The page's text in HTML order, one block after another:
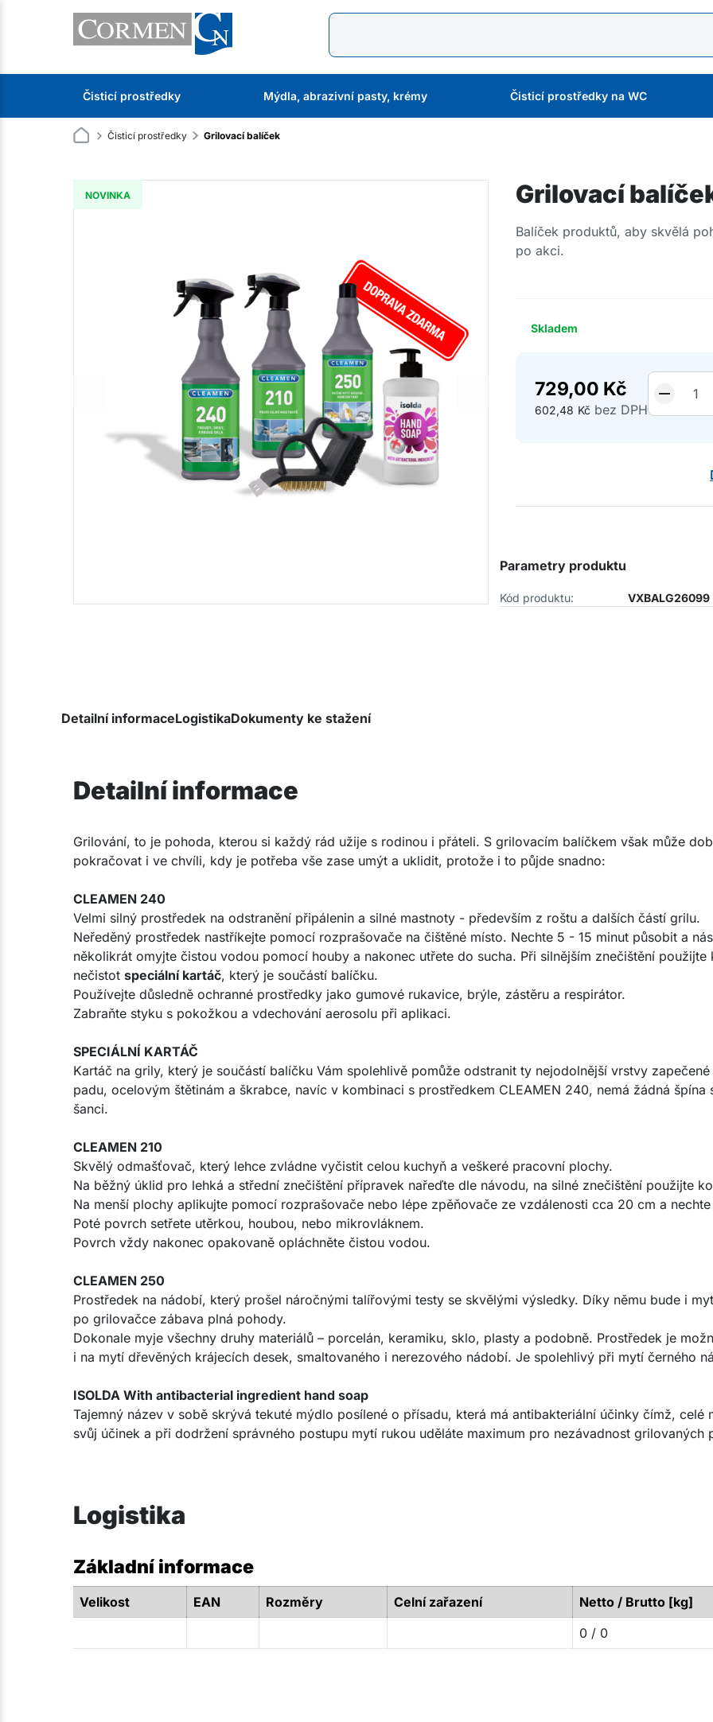
Čisticí prostředky Mýdla, abrazivní pasty, krémy Čisticí prostředky na WC
Čisticí prostředky Grilovací balíček
Grilovací
Balíček produktů, aby skvělá
po akci.
NOVINKA
Skladem
729,00 Kč
602,48 Kč bez DPH
Parametry produktu
Kód produktu: VXBALG26099
Detailní informaceLogistikaDokumenty ke stažení
Detailní informace
Grilování, to je pohoda, kterou si každý rád užije s rodinou i přáteli. S grilovacím balíčkem však může
pokračovat i ve chvíli, kdy je potřeba vše zase umýt a uklidit, protože i to půjde snadno:
CLEAMEN 240
Velmi silný prostředek na odstranění připálenin a silné mastnoty - především z roštu a dalších částí grilu.
Neředěný prostředek nastříkejte pomocí rozprašovače na čištěné místo. Nechte 5 - 15 minut působit a
několikrát omyjte čistou vodou pomocí houby a nakonec utřete do sucha. Při silnějším znečištění použijte
nečistot speciální kartáč, který je součástí balíčku.
Používejte důsledně ochranné prostředky jako gumové rukavice, brýle, zástěru a respirátor.
Zabraňte styku s pokožkou a vdechování aerosolu při aplikaci.
SPECIÁLNÍ KARTÁČ
Kartáč na grily, který je součástí balíčku Vám spolehlivě pomůže odstranit ty nejodolnější vrstvy
padu, ocelovým štětinám a škrabce, navíc v kombinaci s prostředkem CLEAMEN 240, nemá žádná špína
šanci.
CLEAMEN 210
Skvělý odmašťovač, který lehce zvládne vyčistit celou kuchyň a veškeré pracovní plochy.
Na běžný úklid pro lehká a střední znečištění přípravek nařeďte dle návodu, na silné znečištění použijte
Na menší plochy aplikujte pomocí rozprašovače nebo lépe zpěňovače ze vzdálenosti cca 20 cm a
Poté povrch setřete utěrkou, houbou, nebo mikrovláknem.
Povrch vždy nakonec opakovaně opláchněte čistou vodou.
CLEAMEN 250
Prostředek na nádobí, který prošel náročnými talířovými testy se skvělými výsledky. Díky němu bude i
po grilovačce zábava plná pohody.
Dokonale myje všechny druhy materiálů – porcelán, keramiku, sklo, plasty a podobně. Prostředek je
i na mytí dřevěných krájecích desek, smaltovaného i nerezového nádobí. Je spolehlivý při mytí černého
ISOLDA With antibacterial ingredient hand soap
Tajemný název v sobě skrývá tekuté mýdlo posílené o přísadu, která má antibakteriální účinky čímž, celé
svůj účinek a při dodržení správného postupu mytí rukou uděláte maximum pro nezávadnost grilovaných
Logistika
Základní informace
Velikost EAN Rozměry Celní zařazení
Netto / Brutto [kg]
0 / 0